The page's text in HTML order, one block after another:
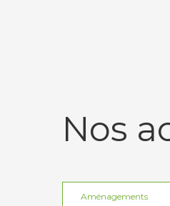
Nos
Aménagements